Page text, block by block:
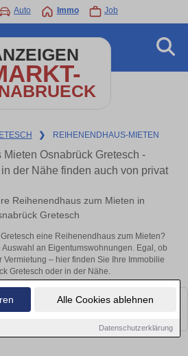
Alle Cookies ablehnen
Datenschutzerklärung
Auto Immo Job
❯ REIHENENDHAUS-MIETEN
Mieten Osnabrück Gretesch -
der Nähe finden auch von privat
Reihenendhaus zum Mieten in
Gretesch
eine Reihenendhaus zum Mieten?
an Eigentumswohnungen. Egal, ob
– hier finden Sie Ihre Immobilie
Gretesch oder in der Nähe.
passenden Objekte finden. Schauen Sie